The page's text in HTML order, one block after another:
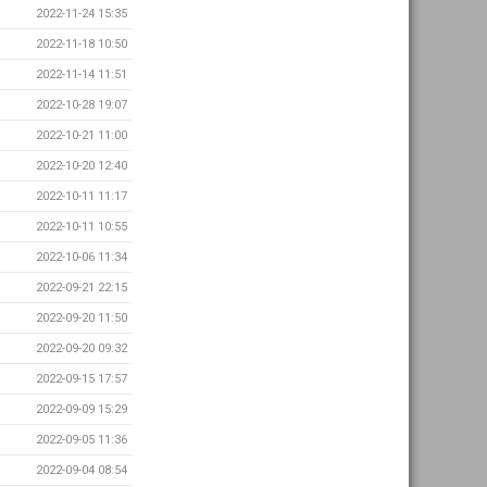
2022-11-24 15:35
2022-11-18 10:50
2022-11-14 11:51
2022-10-28 19:07
2022-10-21 11:00
2022-10-20 12:40
2022-10-11 11:17
2022-10-11 10:55
2022-10-06 11:34
2022-09-21 22:15
2022-09-20 11:50
2022-09-20 09:32
2022-09-15 17:57
2022-09-09 15:29
2022-09-05 11:36
2022-09-04 08:54